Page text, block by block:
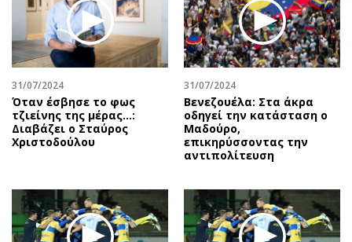
31/07/2024
Όταν έσβησε το φως
τζιείνης της μέρας…:
Διαβάζει ο Σταύρος
Χριστοδούλου
31/07/2024
Βενεζουέλα: Στα άκρα
οδηγεί την κατάσταση ο
Μαδούρο,
επικηρύσσοντας την
αντιπολίτευση